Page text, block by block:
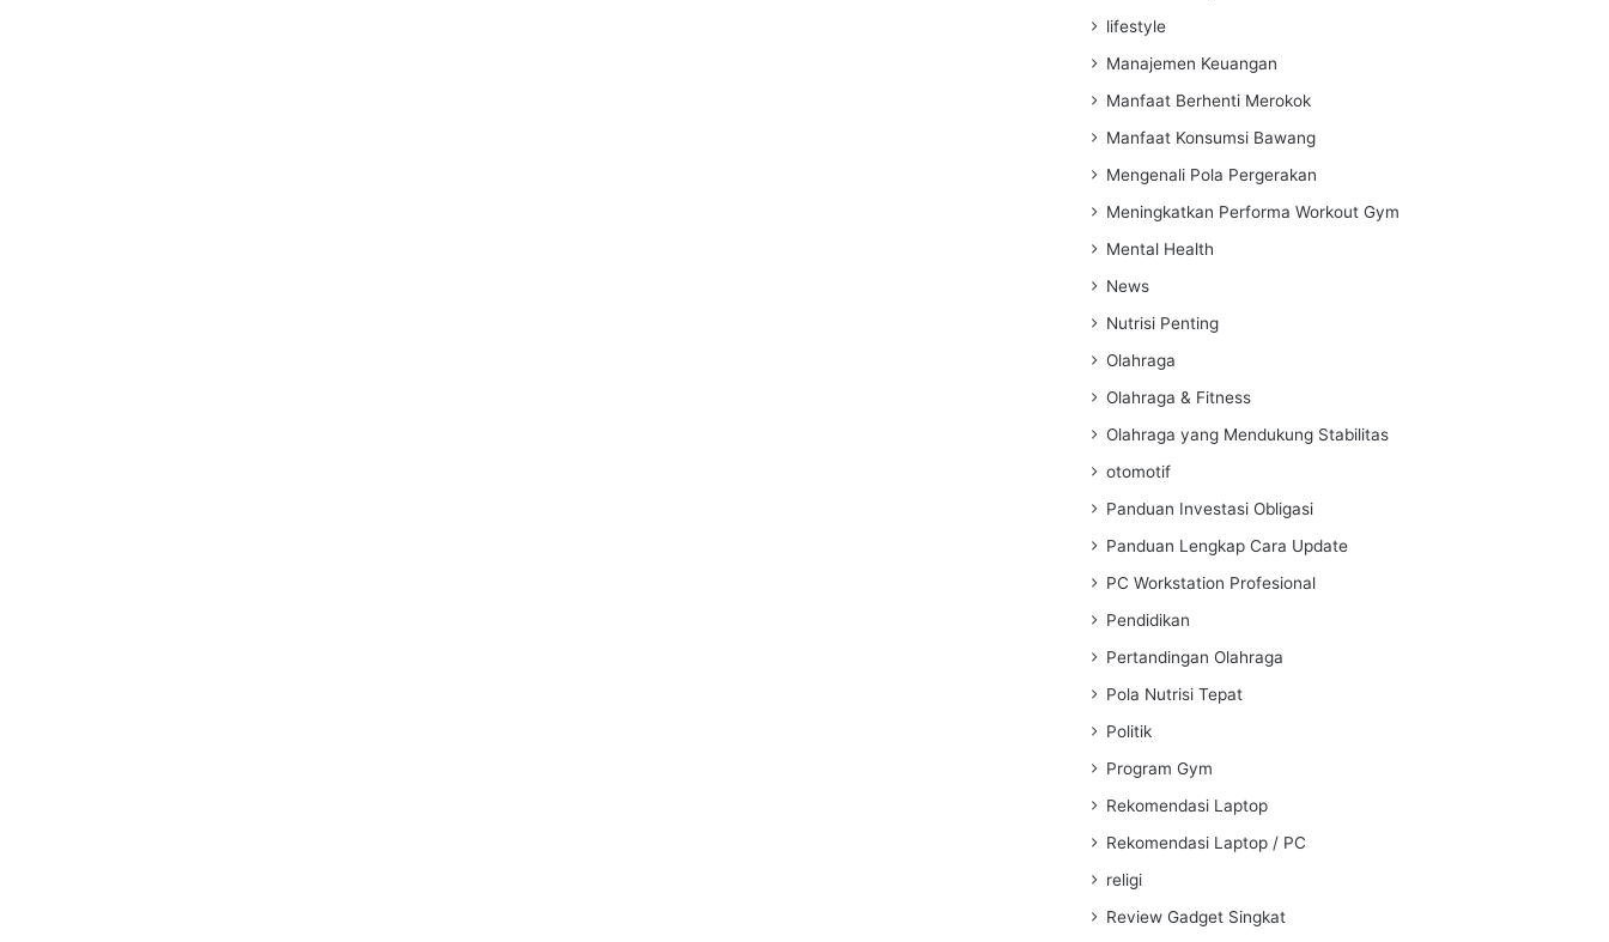
lifestyle
Manajemen Keuangan
Manfaat Berhenti Merokok
Manfaat Konsumsi Bawang
Mengenali Pola Pergerakan
Meningkatkan Performa Workout Gym
Mental Health
News
Nutrisi Penting
Olahraga
Olahraga & Fitness
Olahraga yang Mendukung Stabilitas
otomotif
Panduan Investasi Obligasi
Panduan Lengkap Cara Update
PC Workstation Profesional
Pendidikan
Pertandingan Olahraga
Pola Nutrisi Tepat
Politik
Program Gym
Rekomendasi Laptop
Rekomendasi Laptop / PC
religi
Review Gadget Singkat